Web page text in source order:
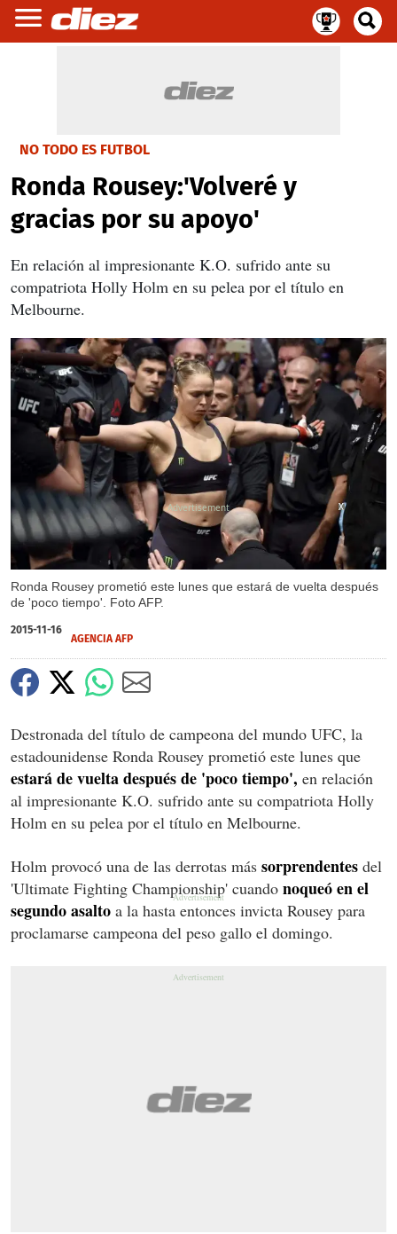
NO TODO ES FUTBOL
Ronda Rousey:'Volveré y
gracias por su apoyo'
En relación al impresionante K.O. sufrido ante su
compatriota Holly Holm en su pelea por el título en
Melbourne.
Ronda Rousey prometió este lunes que estará de vuelta después
de 'poco tiempo'. Foto AFP.
X
X
2015-11-16
AGENCIA AFP
Destronada del título de campeona del mundo UFC, la
estadounidense Ronda Rousey prometió este lunes que
estará de vuelta después de 'poco tiempo', en relación
al impresionante K.O. sufrido ante su compatriota Holly
Holm en su pelea por el título en Melbourne.
Holm provocó una de las derrotas más sorprendentes del
'Ultimate Fighting Championship' cuando noqueó en el
segundo asalto a la hasta entonces invicta Rousey para
proclamarse campeona del peso gallo el domingo.